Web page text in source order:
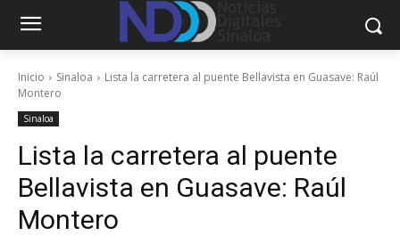
Inicio Sinaloa
Lista la carretera al puente Bellavista en Guasave: Raúl
Montero
Sinaloa
Lista la carretera al puente
Bellavista en Guasave: Raúl
Montero